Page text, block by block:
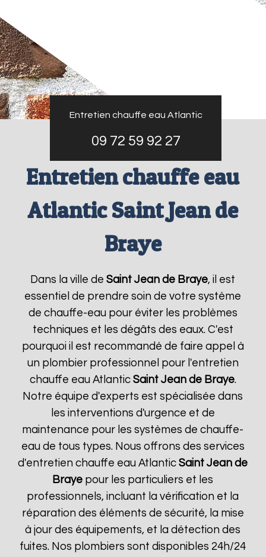
Entretien chauffe eau Atlantic
09 72 59 92 27
Entretien chauffe eau
Atlantic Saint Jean de
Braye
Dans la ville deSaint Jean de Braye, il est
essentiel de prendre soin de votre système
de chauffe-eau pour éviter les problèmes
techniques et les dégâts des eaux. C'est
pourquoi il est recommandé de faire appel à
un plombier professionnel pour l'entretien
chauffe eau Atlantic Saint Jean de Braye.
Notre équipe d'experts est spécialisée dans
les interventions d'urgence et de
maintenance pour les systèmes de chauffe-
eau de tous types. Nous offrons des services
d'entretien chauffe eau AtlanticSaint Jean de
Braye pour les particuliers et les
professionnels, incluant la vérification et la
réparation des éléments de sécurité, la mise
à jour des équipements, et la détection des
fuites. Nos plombiers sont disponibles 24h/24